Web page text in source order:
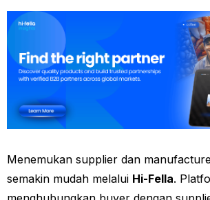
Menemukan supplier dan
semakin mudah melalui Hi-Fella.